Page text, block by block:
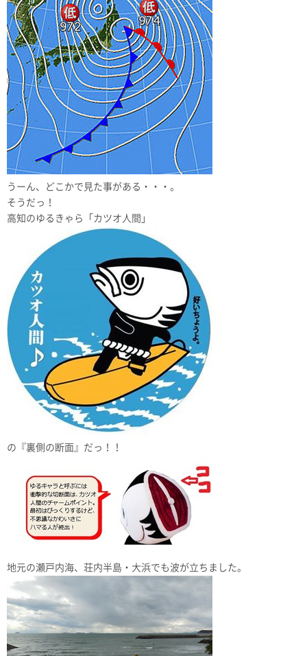
うーん、どこかで見た事がある・・・。
そうだっ！
高知のゆるきゃら「カツオ人間」
の『裏側の断面』だっ！！
地元の瀬戸内海、荘内半島・大浜でも波が立ちました。